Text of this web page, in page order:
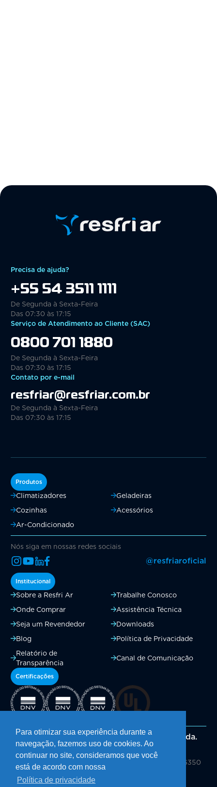
Para otimizar sua experiência durante a
navegação, fazemos uso de cookies. Ao
continuar no site, consideramos que você
está de acordo com nossa
Política de privacidade
Precisa de ajuda?
+55 54 3511 1111
De Segunda à Sexta-Feira
Das 07:30 às 17:15
Serviço de Atendimento ao Cliente (SAC)
0800 701 1880
De Segunda à Sexta-Feira
Das 07:30 às 17:15
Contato por e-mail
resfriar@resfriar.com.br
De Segunda à Sexta-Feira
Das 07:30 às 17:15
Produtos
Climatizadores
Geladeiras
Cozinhas
Acessórios
Ar-Condicionado
Nós siga em nossas redes sociais
@resfriaroficial
Institucional
Sobre a Resfri Ar
Trabalhe Conosco
Onde Comprar
Assistência Técnica
Seja um Revendedor
Downloads
Blog
Política de Privacidade
Relatório de
Transparência
Canal de Comunicação
Certificações
Resfri Ar Climatizadores e Equipamentos Ltda.
CNPJ: 01.986.608/0001-08
Av. Presidente Juscelino Kubitschek de Oliveira, Nº 6350
Bairro Vêneto, Vacaria/RS
CEP: 95210-250